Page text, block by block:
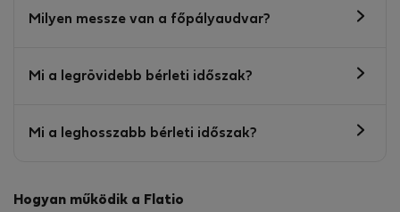
Milyen messze van a főpályaudvar?
Mi a legrövidebb bérleti időszak?
Mi a leghosszabb bérleti időszak?
Hogyan működik a Flatio